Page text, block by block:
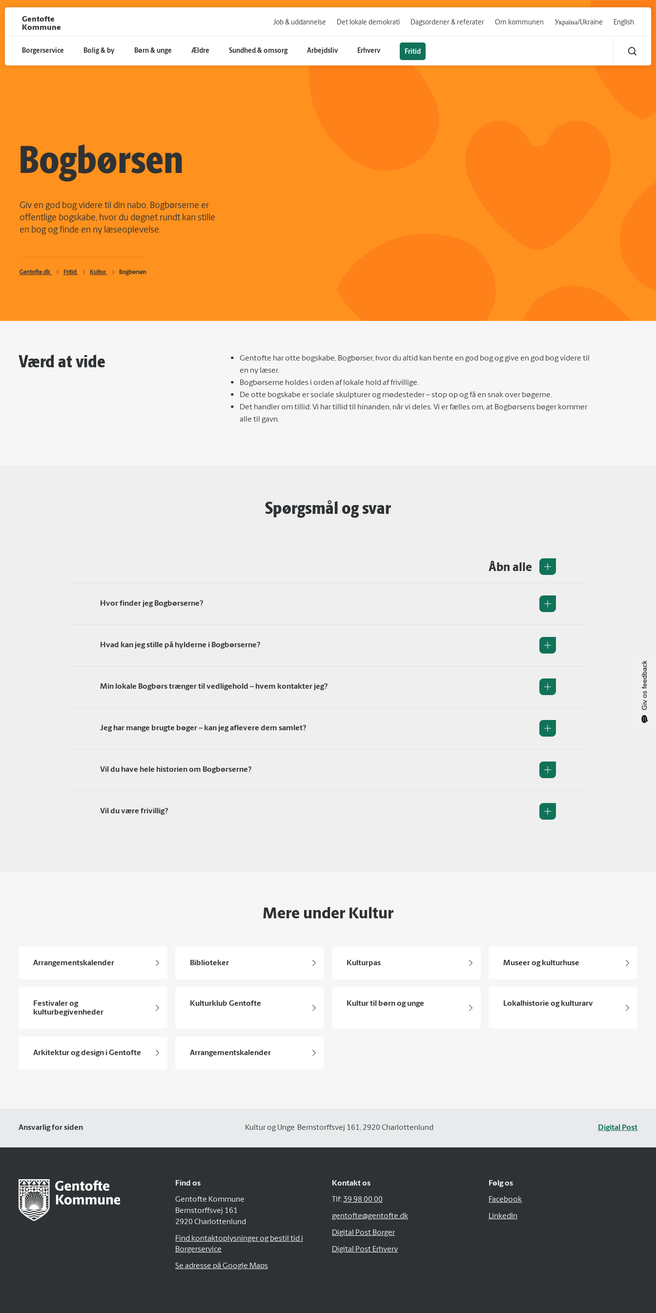
Gentofte
Kommune
Job & uddannelse Det lokale demokrati Dagsordener & referater Om kommunen Україна/Ukraine English
Borgerservice Bolig & by Børn & unge Ældre Sundhed & omsorg Arbejdsliv Erhverv Fritid
Bogbørsen
Giv en god bog videre til din nabo. Bogbørserne er
offentlige bogskabe, hvor du døgnet rundt kan stille
en bog og finde en ny læseoplevelse.
Gentofte.dk Fritid Kultur Bogbørsen
Værd at vide
Gentofte har otte bogskabe, Bogbørser, hvor du altid kan hente en god bog og give en god bog videre til
en ny læser.
Bogbørserne holdes i orden af lokale hold af frivillige.
De otte bogskabe er sociale skulpturer og mødesteder – stop op og få en snak over bøgerne.
Det handler om tillid: Vi har tillid til hinanden, når vi deles. Vi er fælles om, at Bogbørsens bøger kommer
alle til gavn.
Spørgsmål og svar
Åbn alle
Hvor finder jeg Bogbørserne?
Hvad kan jeg stille på hylderne i Bogbørserne?
Min lokale Bogbørs trænger til vedligehold – hvem kontakter jeg?
Jeg har mange brugte bøger – kan jeg aflevere dem samlet?
Vil du have hele historien om Bogbørserne?
Vil du være frivillig?
Mere under Kultur
Arrangementskalender Biblioteker Kulturpas Museer og kulturhuse
Festivaler og
kulturbegivenheder
Kulturklub Gentofte Kultur til børn og unge Lokalhistorie og kulturarv
Arkitektur og design i Gentofte Arrangementskalender
Ansvarlig for siden Kultur og Unge Bernstorffsvej 161, 2920 Charlottenlund Digital Post
Find os
Gentofte Kommune
Bernstorffsvej 161
2920 Charlottenlund
Find kontaktoplysninger og bestil tid i
Borgerservice
Se adresse på Google Maps
Kontakt os
Tlf: 39 98 00 00
gentofte@gentofte.dk
Digital Post Borger
Digital Post Erhverv
Følg os
Facebook
LinkedIn
Giv os feedback